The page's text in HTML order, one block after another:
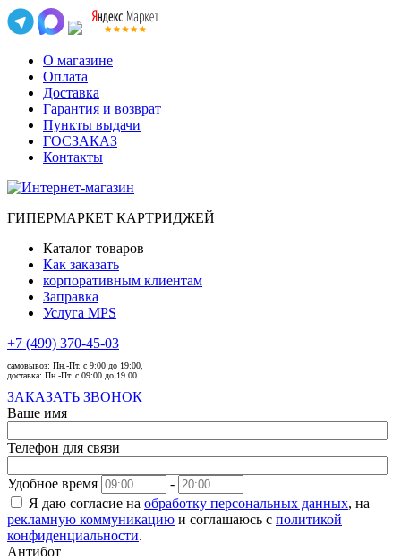
О магазине
Оплата
Доставка
Гарантия и возврат
Пункты выдачи
ГОСЗАКАЗ
Контакты
ГИПЕРМАРКЕТ КАРТРИДЖЕЙ
Каталог товаров
Как заказать
корпоративным клиентам
Заправка
Услуга MPS
+7 (499) 370-45-03
самовывоз: Пн.-Пт. с 9:00 до 19:00,
доставка: Пн.-Пт. с 09:00 до 19.00
ЗАКАЗАТЬ ЗВОНОК
Ваше имя
Телефон для связи
Удобное время
-
Я даю согласие на обработку персональных данных, на
рекламную коммуникацию и соглашаюсь с политикой
конфиденциальности.
Антибот